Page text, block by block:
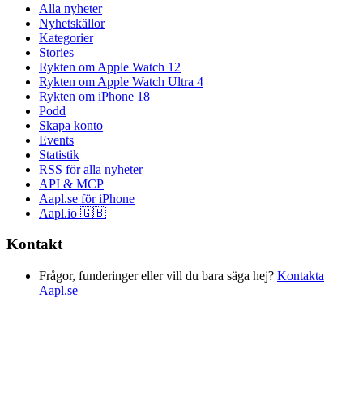
Alla nyheter
Nyhetskällor
Kategorier
Stories
Rykten om Apple Watch 12
Rykten om Apple Watch Ultra 4
Rykten om iPhone 18
Podd
Skapa konto
Events
Statistik
RSS för alla nyheter
API & MCP
Aapl.se för iPhone
Aapl.io 🇬🇧
Kontakt
Frågor, funderinger eller vill du bara säga hej? Kontakta
Aapl.se